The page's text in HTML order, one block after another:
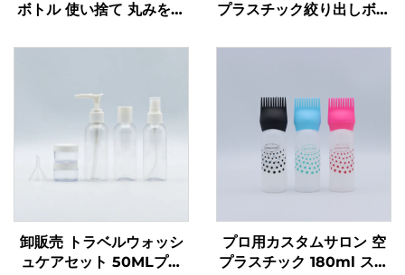
ボトル 使い捨て 丸みを帯
チックボトル
プラスチック絞り出しボト
ム食器用洗剤・ペットケア
卸販売 トラベルウォッシ
ュケアセット 50MLプラ
プロ用カスタムサロン 空
プラスチック 180ml スキ